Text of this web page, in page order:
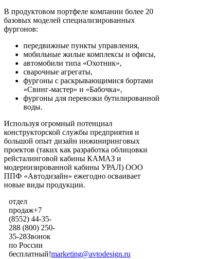
В продуктовом портфеле компании более 20
базовых моделей специализированных
фургонов:
передвижные пункты управления,
мобильные жилые комплексы и офисы,
автомобили типа «Охотник»,
сварочные агрегаты,
фургоны с раскрывающимися бортами
«Свинг-мастер» и «Бабочка»,
фургоны для перевозки бутилированной
воды.
Используя огромный потенциал
конструкторской службы предприятия и
большой опыт дизайн инжиниринговых
проектов (таких как разработка облицовки
рейсталинговой кабины КАМАЗ и
модернизированной кабины УРАЛ) ООО
ППФ «Автодизайн» ежегодно осваивает
новые виды продукции.
отдел
продаж+7
(8552) 44-35-
288 (800) 250-
35-28Звонок
по России
бесплатный!marketing@avtodesign.ru